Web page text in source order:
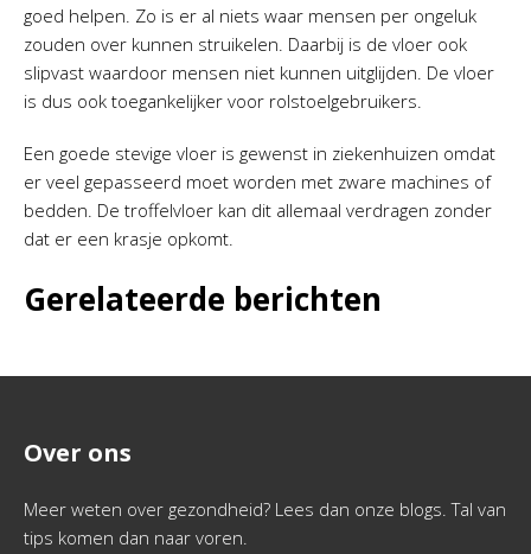
goed helpen. Zo is er al niets waar mensen per ongeluk
zouden over kunnen struikelen. Daarbij is de vloer ook
slipvast waardoor mensen niet kunnen uitglijden. De vloer
is dus ook toegankelijker voor rolstoelgebruikers.
Een goede stevige vloer is gewenst in ziekenhuizen omdat
er veel gepasseerd moet worden met zware machines of
bedden. De troffelvloer kan dit allemaal verdragen zonder
dat er een krasje opkomt.
Gerelateerde berichten
Over ons
Meer weten over gezondheid? Lees dan onze blogs. Tal van
tips komen dan naar voren.